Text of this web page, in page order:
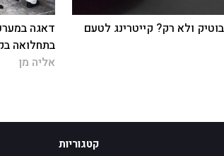
ולא רק? קייטרינג לטעם
דאגה
בתחלואה
אליה מן
קטגוריות